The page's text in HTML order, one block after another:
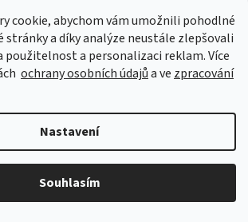
cookie, abychom vám umožnili pohodlné
a díky analýze neustále zlepšovali
použitelnost a personalizaci reklam. Více
ochrany osobních údajůa ve zpracování
Nastavení
Souhlasím
Z